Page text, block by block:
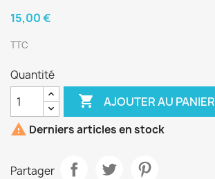
15,00 €
TTC
Quantité
 AJOUTER AU PANIER
 Derniers articles en stock
Partager